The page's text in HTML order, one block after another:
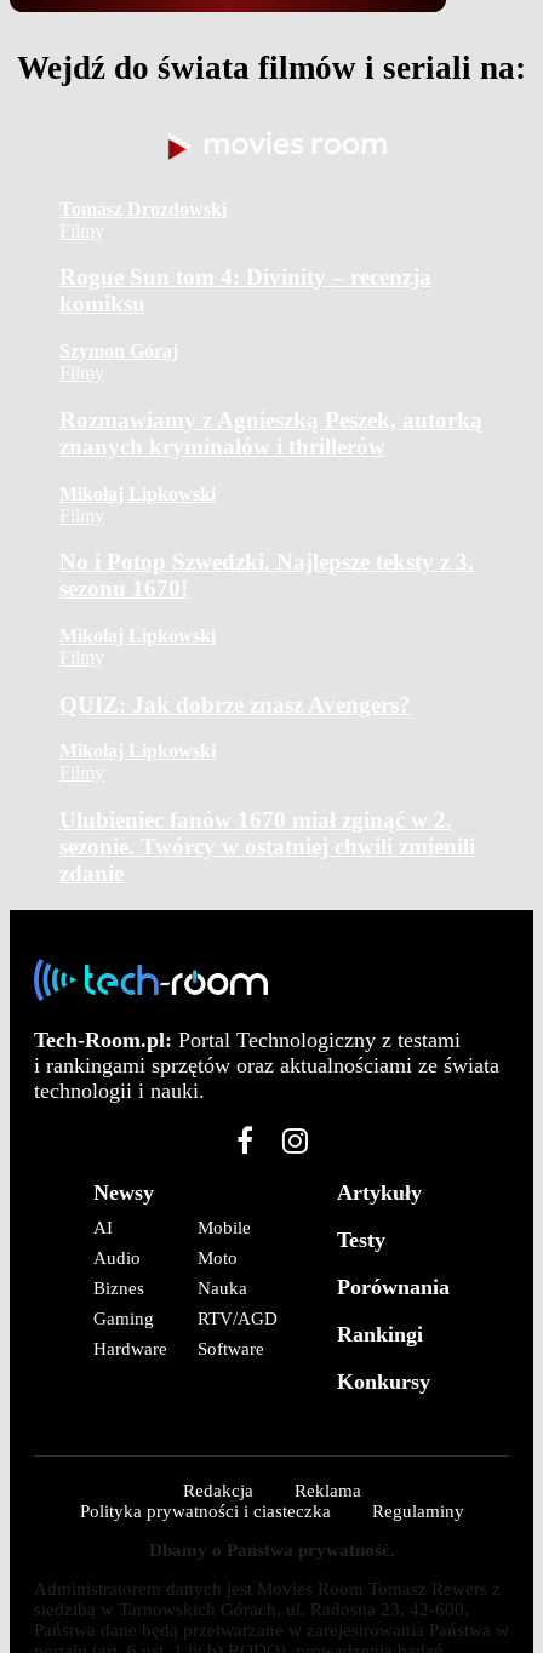
Wejdź do świata filmów i seriali na:
Tomasz Drozdowski
Filmy
Rogue Sun tom 4: Divinity – recenzja
komiksu
Szymon Góraj
Filmy
Rozmawiamy z Agnieszką Peszek, autorką
znanych kryminałów i thrillerów
Mikołaj Lipkowski
Filmy
No i Potop Szwedzki. Najlepsze teksty z 3.
sezonu 1670!
Mikołaj Lipkowski
Filmy
QUIZ: Jak dobrze znasz Avengers?
Mikołaj Lipkowski
Filmy
Ulubieniec fanów 1670 miał zginąć w 2.
sezonie. Twórcy w ostatniej chwili zmienili
zdanie
Tech-Room.pl: Portal Technologiczny z testami
i rankingami sprzętów oraz aktualnościami ze świata
technologii i nauki.
Newsy
AI
Audio
Biznes
Gaming
Hardware
Mobile
Moto
Nauka
RTV/AGD
Software
Artykuły
Testy
Porównania
Rankingi
Konkursy
Redakcja
Reklama
Polityka prywatności i ciasteczka
Regulaminy
Dbamy o Państwa prywatność.
Administratorem danych jest Movies Room Tomasz Rewers z
siedzibą w Tarnowskich Górach, ul. Radosna 23, 42-600.
Państwa dane będą przetwarzane w zarejestrowania Państwa w